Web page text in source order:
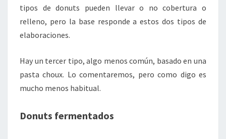
tipos de donuts pueden llevar o no cobertura o
relleno, pero la base responde a estos dos tipos de
elaboraciones.
Hay un tercer tipo, algo menos común, basado en una
pasta choux. Lo comentaremos, pero como digo es
mucho menos habitual.
Donuts fermentados